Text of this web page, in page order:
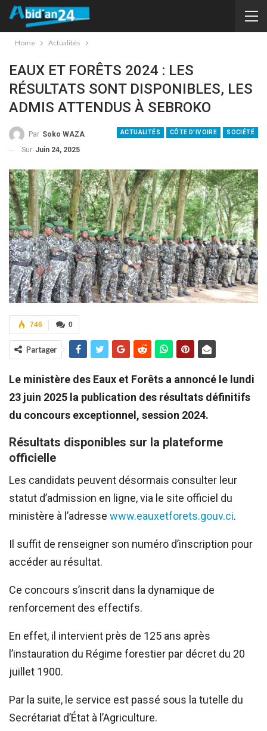
Home Actualités
EAUX ET FORÊTS 2024 : LES
RÉSULTATS SONT DISPONIBLES, LES
ADMIS ATTENDUS À SEBROKO
ACTUALITÉS CÔTE D'IVOIRE SOCIÉTÉ
Par Soko WAZA
Sur Juin 24, 2025
0
746
Partager
Le ministère des Eaux et Forêts a annoncé le lundi
23 juin 2025 la publication des résultats définitifs
du concours exceptionnel, session 2024.
Résultats disponibles sur la plateforme
officielle
Les candidats peuvent désormais consulter leur
statut d’admission en ligne, via le site officiel du
ministère à l’adresse www.eauxetforets.gouv.ci.
Il suffit de renseigner son numéro d’inscription pour
accéder au résultat.
Ce concours s’inscrit dans la dynamique de
renforcement des effectifs.
En effet, il intervient près de 125 ans après
l’instauration du Régime forestier par décret du 20
juillet 1900.
Par la suite, le service est passé sous la tutelle du
Secrétariat d’État à l’Agriculture.